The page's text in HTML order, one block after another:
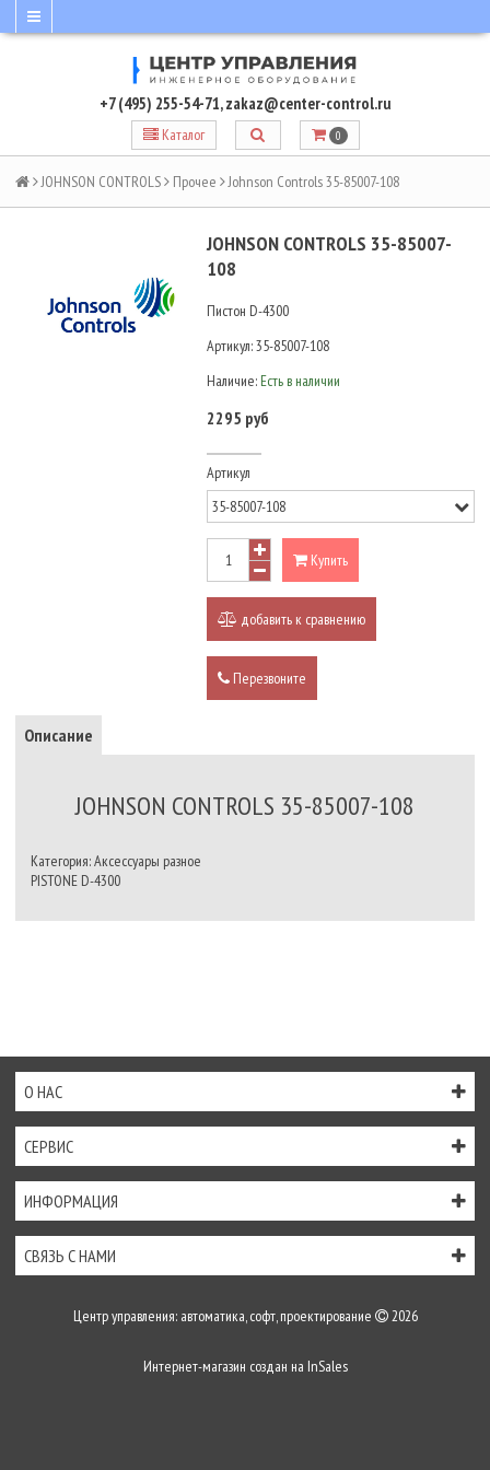
+7 (495) 255-54-71,zakaz@center-control.ru
Каталог 0
JOHNSON CONTROLS Прочее Johnson Controls 35-85007-108
JOHNSON CONTROLS 35-85007-
108
Пистон D-4300
Артикул:35-85007-108
Наличие: Есть в наличии
2295 руб
Артикул
Купить
добавить к сравнению
Перезвоните
Описание
JOHNSON CONTROLS 35-85007-108
Категория: Аксессуары разное
PISTONE D-4300
О НАС
СЕРВИС
ИНФОРМАЦИЯ
СВЯЗЬ С НАМИ
Центр управления: автоматика, софт, проектирование 2026
Интернет-магазин создан на InSales